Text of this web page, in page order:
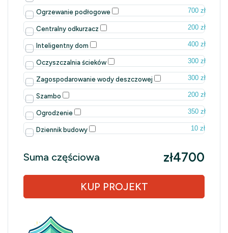
Ogrzewanie podłogowe 700 zł
Centralny odkurzacz 200 zł
Inteligentny dom 400 zł
Oczyszczalnia ścieków 300 zł
Zagospodarowanie wody deszczowej 300 zł
Szambo 200 zł
Ogrodzenie 350 zł
Dziennik budowy 10 zł
Suma częściowa zł4700
KUP PROJEKT